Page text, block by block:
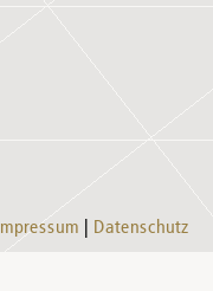
Impressum Datenschutz